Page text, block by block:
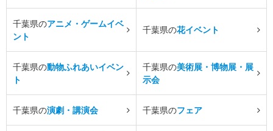
千葉県のアニメ・ゲームイベ
ント
千葉県の花イベント
千葉県の動物ふれあいイベン
ト
千葉県の美術展・博物展・展
示会
千葉県の演劇・講演会 千葉県のフェア